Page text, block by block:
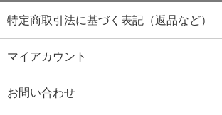
特定商取引法に基づく表記（返品など）
マイアカウント
お問い合わせ